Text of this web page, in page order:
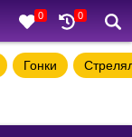
0 0
Гонки